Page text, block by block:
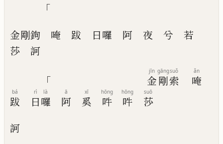
「
金剛鉤 唵 跋 日囉 阿 夜 兮
若
莎
訶
「 金
jīn
剛
gāng
索
suǒ
唵
ǎn
跋
bá
日
rì
囉
là
阿
ā
奚
xī
吽
hōng
吽
hōng
莎
suō
訶